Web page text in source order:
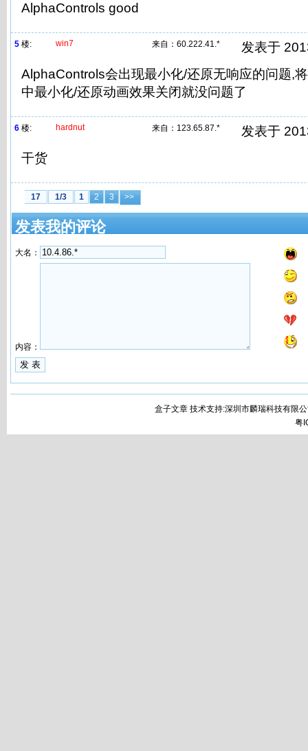
AlphaControls good
5 楼: win7 来自： 60.222.41.*
发表于
AlphaControls会出现最小化/还原无响应的问题,
中最小化/还原动画效果关闭就没问题了
6 楼: hardnut 来自： 123.65.87.*
发表于
干货
17 1/3 1 2 3 >>
发表我的评论
大名：
内容：
盒子文章 技术支持:深圳市麟瑞科技有限
粤